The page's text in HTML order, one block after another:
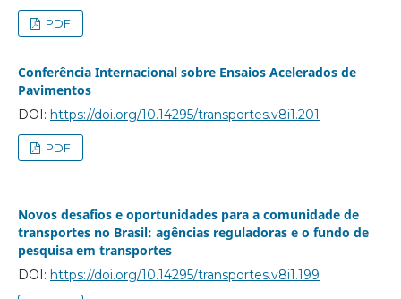
PDF
Conferência Internacional sobre Ensaios Acelerados de
Pavimentos
DOI: https://doi.org/10.14295/transportes.v8i1.201
PDF
Novos desafios e oportunidades para a comunidade de
transportes no Brasil: agências reguladoras e o fundo de
pesquisa em transportes
DOI: https://doi.org/10.14295/transportes.v8i1.199